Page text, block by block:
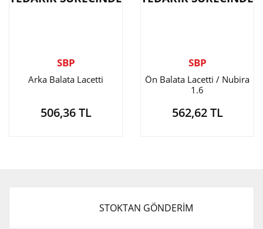
SBP
Arka Balata Lacetti
506,36 TL
SBP
Ön Balata Lacetti / Nubira
1.6
562,62 TL
STOKTAN GÖNDERİM